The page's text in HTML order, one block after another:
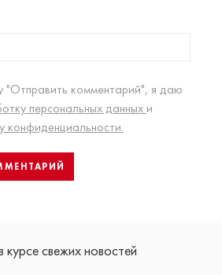
"Отправить комментарий", я даю
персональных данных и
конфиденциальности.
курсе свежих новостей